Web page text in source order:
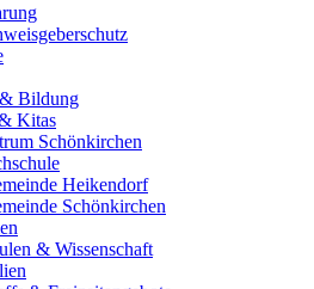
Bildung
Kitas
Schönkirchen
Heikendorf
Schönkirchen
& Wissenschaft